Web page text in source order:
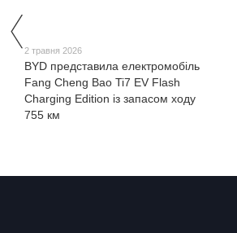
2 травня 2026
BYD представила електромобіль
Fang Cheng Bao Ti7 EV Flash
Charging Edition із запасом ходу
755 км